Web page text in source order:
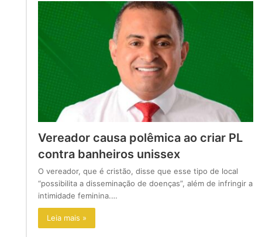
Vereador causa polêmica ao criar PL
contra banheiros unissex
O vereador, que é cristão, disse que esse tipo de local
“possibilita a disseminação de doenças”, além de infringir a
intimidade feminina.…
Leia mais »